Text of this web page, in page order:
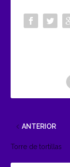
ANTERIOR
Torre de tortillas